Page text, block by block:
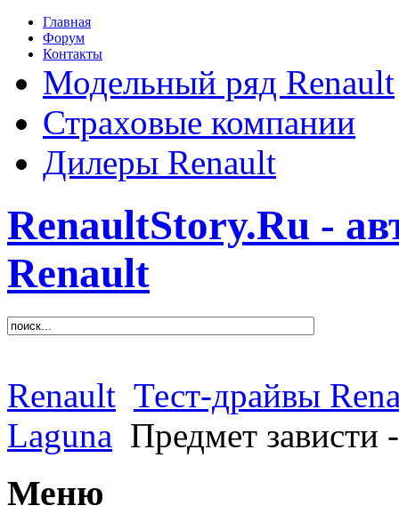
Главная
Форум
Контакты
Модельный ряд Renault
Страховые компании
Дилеры Renault
RenaultStory.Ru -
Renault
Renault Тест-драйвы
Laguna Предмет зависти
Меню